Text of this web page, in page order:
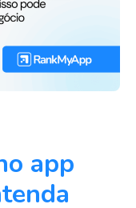
app